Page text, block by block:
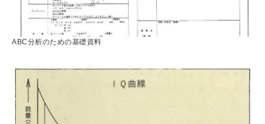
ABC分析のための基礎資料